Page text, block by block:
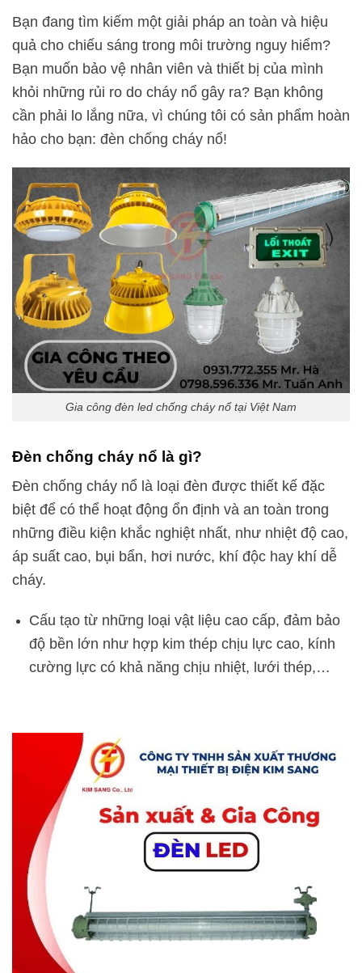
Bạn đang tìm kiếm một giải pháp an toàn và hiệu
quả cho chiếu sáng trong môi trường nguy hiểm?
Bạn muốn bảo vệ nhân viên và thiết bị của mình
khỏi những rủi ro do cháy nổ gây ra? Bạn không
cần phải lo lắng nữa, vì chúng tôi có sản phẩm hoàn
hảo cho bạn: đèn chống cháy nổ!
Gia công đèn led chống cháy nổ tại Việt Nam
Đèn chống cháy nổ là gì?
Đèn chống cháy nổ là loại đèn được thiết kế đặc
biệt để có thể hoạt động ổn định và an toàn trong
những điều kiện khắc nghiệt nhất, như nhiệt độ cao,
áp suất cao, bụi bẩn, hơi nước, khí độc hay khí dễ
cháy.
Cấu tạo từ những loại vật liệu cao cấp, đảm bảo
độ bền lớn như hợp kim thép chịu lực cao, kính
cường lực có khả năng chịu nhiệt, lưới thép,…